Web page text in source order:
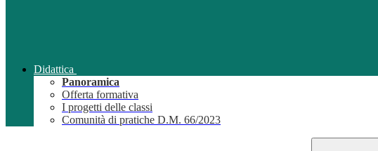
Didattica
Panoramica
Offerta formativa
I progetti delle classi
Comunità di pratiche D.M. 66/2023